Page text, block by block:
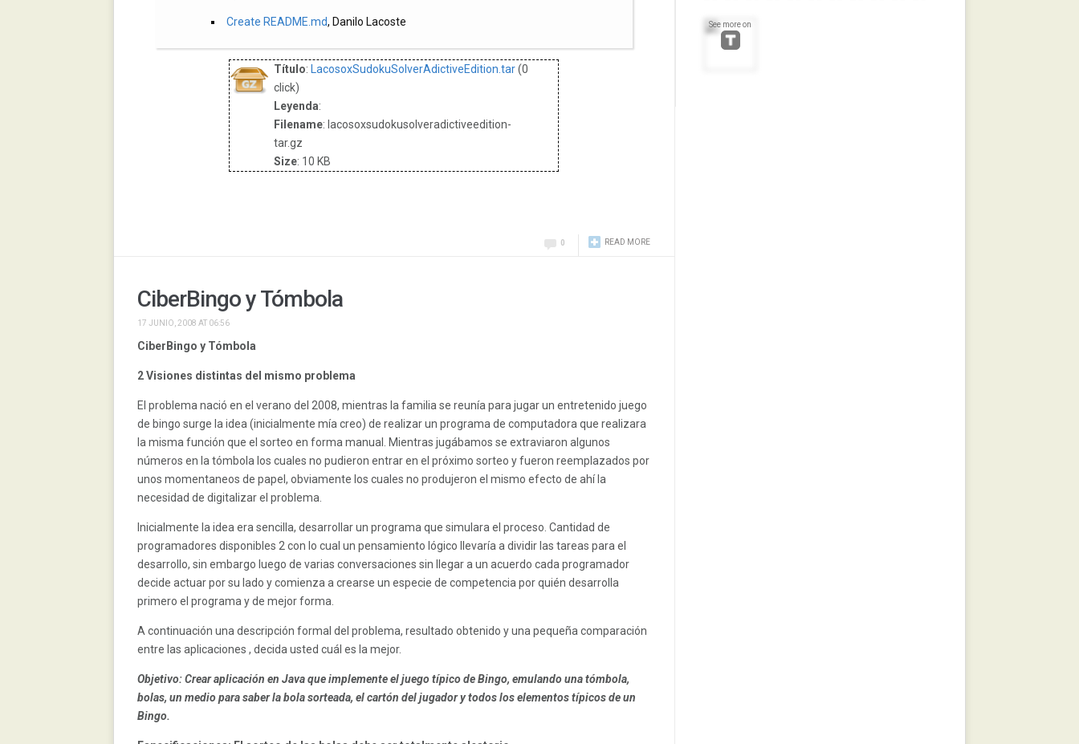
Create README.md, Danilo Lacoste
Título: LacosoxSudokuSolverAdictiveEdition.tar(0
click)
Leyenda:
Filename: lacosoxsudokusolveradictiveedition-
tar.gz
Size: 10 KB
READ MORE
0
CiberBingo y Tómbola
17 JUNIO, 2008 AT 06:56
CiberBingo y Tómbola
2 Visiones distintas del mismo problema
El problema nació en el verano del 2008, mientras la familia se reunía para jugar un entretenido juego
de bingo surge la idea (inicialmente mía creo) de realizar un programa de computadora que realizara
la misma función que el sorteo en forma manual. Mientras jugábamos se extraviaron algunos
números en la tómbola los cuales no pudieron entrar en el próximo sorteo y fueron reemplazados por
unos momentaneos de papel, obviamente los cuales no produjeron el mismo efecto de ahí la
necesidad de digitalizar el problema.
Inicialmente la idea era sencilla, desarrollar un programa que simulara el proceso. Cantidad de
programadores disponibles 2 con lo cual un pensamiento lógico llevaría a dividir las tareas para el
desarrollo, sin embargo luego de varias conversaciones sin llegar a un acuerdo cada programador
decide actuar por su lado y comienza a crearse un especie de competencia por quién desarrolla
primero el programa y de mejor forma.
A continuación una descripción formal del problema, resultado obtenido y una pequeña comparación
entre las aplicaciones , decida usted cuál es la mejor.
Objetivo: Crear aplicación en Java que implemente el juego típico de Bingo, emulando una tómbola,
bolas, un medio para saber la bola sorteada, el cartón del jugador y todos los elementos típicos de un
Bingo.
See more on